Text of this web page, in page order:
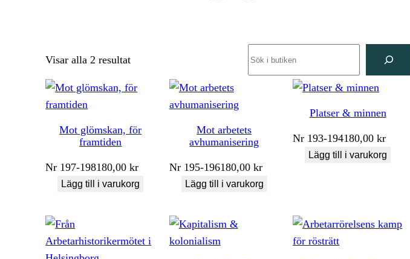
Visar alla 2 resultatSortera
senaste
Mot glömskan, för
framtiden
Nr 197-198180,00kr
Lägg till i varukorg
Mot arbetets
avhumanisering
Nr 195-196180,00 kr
Lägg till i varukorg
Platser & minnen
Nr 193-194180,00kr
Lägg till i varukorg